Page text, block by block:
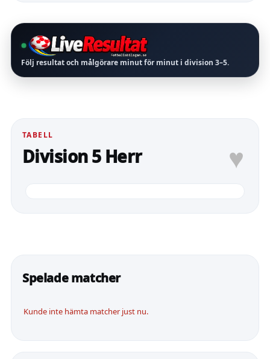
Följ resultat och målgörare minut för minut i division 3–5.
TABELL
Division 5 Herr ♥
Spelade matcher
Kunde inte hämta matcher just nu.